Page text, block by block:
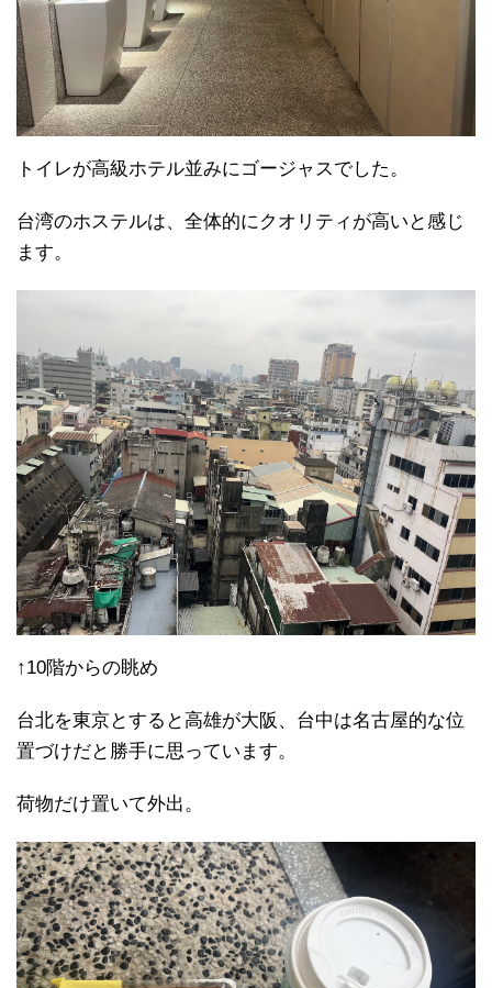
トイレが高級ホテル並みにゴージャスでした。
台湾のホステルは、全体的にクオリティが高いと感じ
ます。
↑10階からの眺め
台北を東京とすると高雄が大阪、台中は名古屋的な位
置づけだと勝手に思っています。
荷物だけ置いて外出。